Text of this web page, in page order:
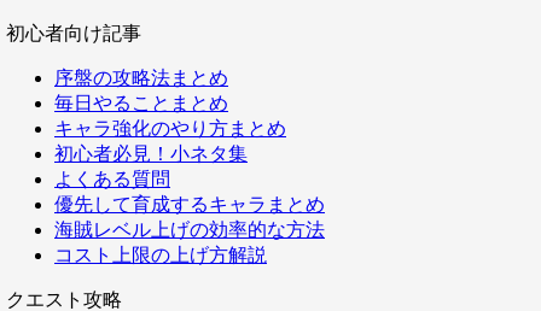
初心者向け記事
序盤の攻略法まとめ
毎日やることまとめ
キャラ強化のやり方まとめ
初心者必見！小ネタ集
よくある質問
優先して育成するキャラまとめ
海賊レベル上げの効率的な方法
コスト上限の上げ方解説
クエスト攻略